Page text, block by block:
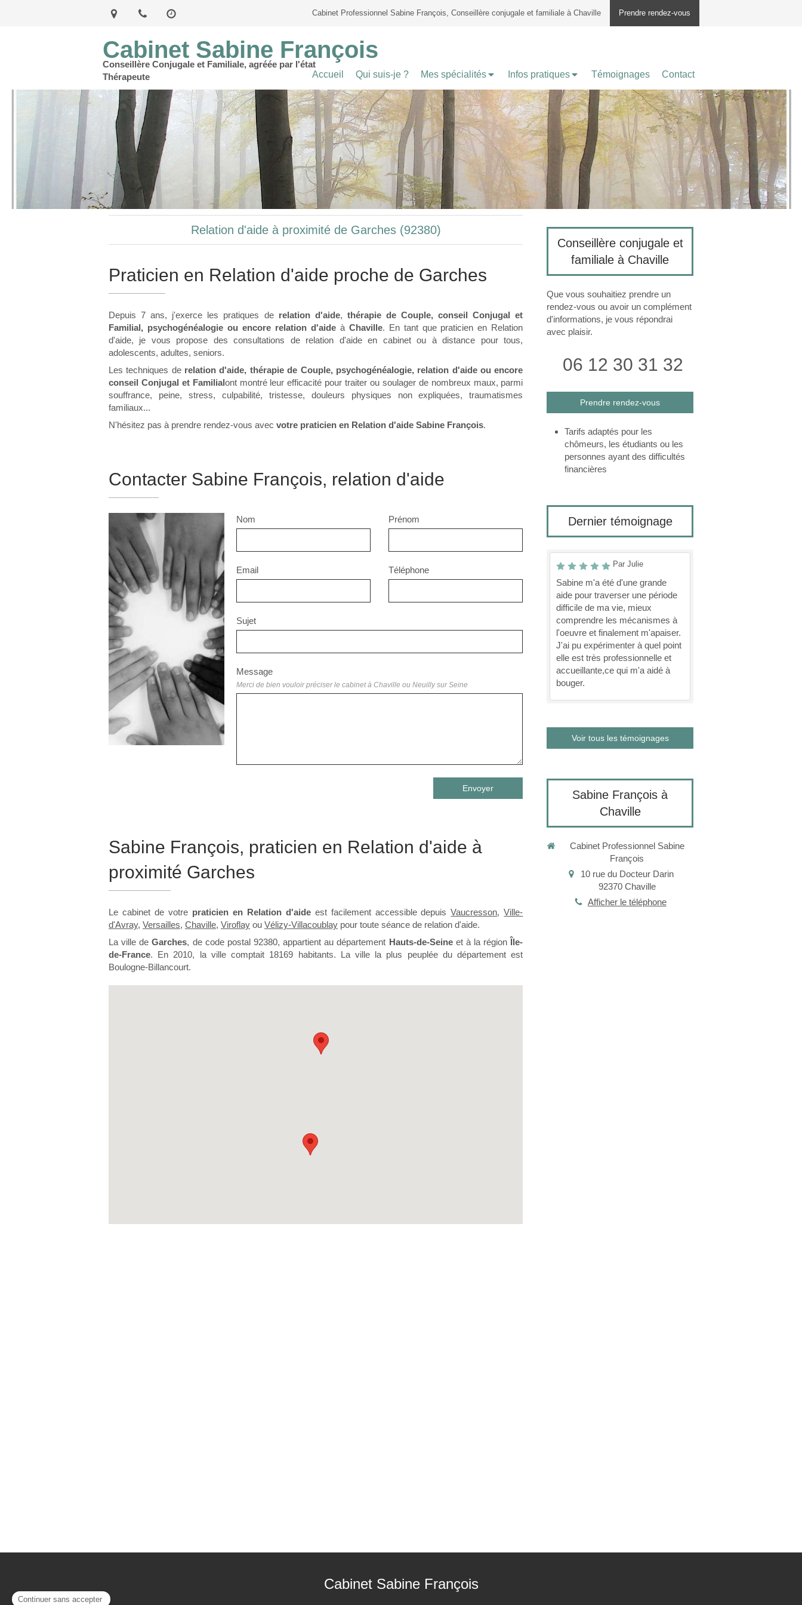
Prendre rendez-vous
Cabinet Professionnel Sabine François, Conseillère conjugale et familiale à Chaville
Cabinet Sabine François
Conseillère Conjugale et Familiale, agréée par l'état
Thérapeute
Accueil Qui suis-je ? Mes spécialités Infos pratiques Témoignages Contact
Relation d'aide à proximité de Garches (92380)
Praticien en Relation d'aide proche de Garches
Depuis 7 ans, j'exerce les pratiques de relation d'aide, thérapie de Couple, conseil Conjugal et
Familial, psychogénéalogie ou encore relation d'aideà Chaville. En tant que praticien en Relation
d'aide, je vous propose des consultations de relation d'aide en cabinet ou à distance pour tous,
adolescents, adultes, seniors.
Les techniques de relation d'aide, thérapie de Couple, psychogénéalogie, relation d'aide ou encore
conseil Conjugal et Familialont montré leur efficacité pour traiter ou soulager de nombreux maux, parmi
souffrance, peine, stress, culpabilité, tristesse, douleurs physiques non expliquées, traumatismes
familiaux...
N'hésitez pas à prendre rendez-vous avec votre praticien en Relation d'aide Sabine François.
Contacter Sabine François, relation d'aide
Nom Prénom
Email Téléphone
Sujet
Message
Merci de bien vouloir préciser le cabinet à Chaville ou Neuilly sur Seine
Envoyer
Sabine François, praticien en Relation d'aide à
proximité Garches
Le cabinet de votre praticien en Relation d'aideest facilement accessible depuisVaucresson,Ville-
d'Avray, Versailles, Chaville, Viroflay ou Vélizy-Villacoublay pour toute séance de relation d'aide.
La ville deGarches, de code postal 92380, appartient au département Hauts-de-Seineet à la région Île-
de-France. En 2010, la ville comptait 18169 habitants. La ville la plus peuplée du département est
Boulogne-Billancourt.
Conseillère conjugale et
familiale à Chaville
Que vous souhaitiez prendre un
rendez-vous ou avoir un complément
d'informations, je vous répondrai
avec plaisir.
06 12 30 31 32
Prendre rendez-vous
Tarifs adaptés pour les
chômeurs, les étudiants ou les
personnes ayant des difficultés
financières
Dernier témoignage
Par Julie
Sabine m'a été d'une grande
aide pour traverser une période
difficile de ma vie, mieux
comprendre les mécanismes à
l'oeuvre et finalement m'apaiser.
J'ai pu expérimenter à quel point
elle est très professionnelle et
accueillante,ce qui m'a aidé à
bouger.
Voir tous les témoignages
Sabine François à
Chaville
Cabinet Professionnel Sabine
François
10 rue du Docteur Darin
92370 Chaville
Afficher le téléphone
Cabinet Sabine François